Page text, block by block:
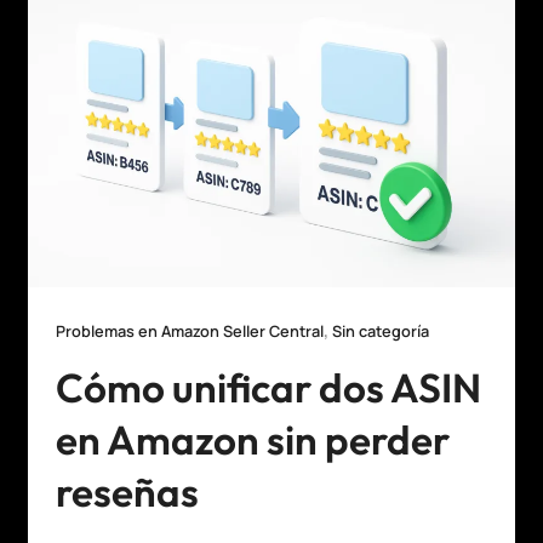
Problemas en Amazon Seller Central, Sin categoría
Cómo unificar dos ASIN
en Amazon sin perder
reseñas